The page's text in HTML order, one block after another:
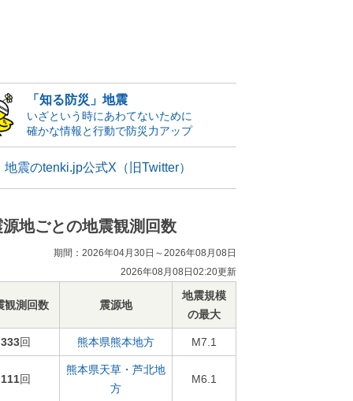
「知る防災」地震
いざという時にあわてないために
確かな情報と行動で防災力アップ
地震のtenki.jp公式X（旧Twitter）
源地ごとの地震観測回数
期間：2026年04月30日～2026年08月08日
2026年08月08日02:20更新
観測回数 震源地
地震規模
の最大
333回 熊本県熊本地方 M7.1
111回
熊本県天草・芦北地
方
M6.1